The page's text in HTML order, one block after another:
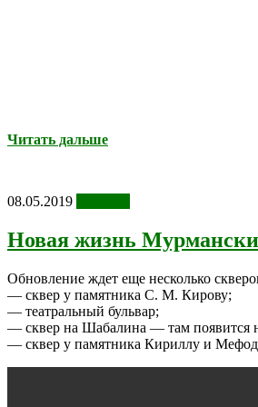
Читать дальше
08.05.2019
Новая жизнь
Обновление ждет еще несколько
— сквер у памятника С. М. Кирову;
— театральный бульвар;
— сквер на Шабалина — там появится
— сквер у памятника Кириллу и